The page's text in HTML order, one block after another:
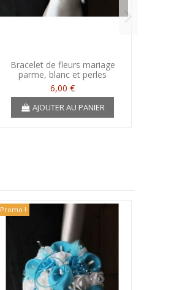
Bracelet de fleurs mariage
parme, blanc et perles
6,00 €
AJOUTER AU PANIER
Promo !